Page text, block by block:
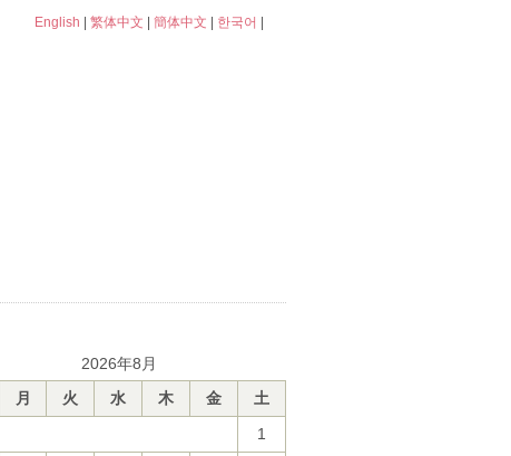
English 繁体中文 簡体中文 한국어
2026年8月
月 火 水 木 金
土
1